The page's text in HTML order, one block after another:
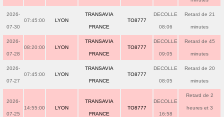
2026-
07-30
07:45:00 LYON
TRANSAVIA
FRANCE
TO8777
DECOLLE
08:06
Retard de 21
minutes
2026-
07-28
08:20:00 LYON
TRANSAVIA
FRANCE
TO8777
DECOLLE
09:05
Retard de 45
minutes
2026-
07-27
07:45:00 LYON
TRANSAVIA
FRANCE
TO8777
DECOLLE
08:05
Retard de 20
minutes
2026-
07-25
14:55:00 LYON
TRANSAVIA
FRANCE
TO8777
DECOLLE
16:58
Retard de 2
heures et 3